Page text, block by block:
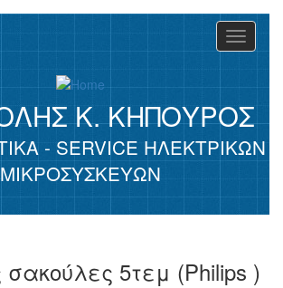
Κ. ΚΗΠΟΥΡΟΣ
- SERVICE ΗΛΕΚΤΡΙΚΩΝ
ΜΙΚΡΟΣΥΣΚΕΥΩΝ
Toggle
5τεμ (Philips )